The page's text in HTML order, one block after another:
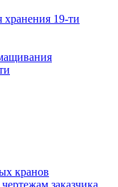
19-ти
кранов
заказчика